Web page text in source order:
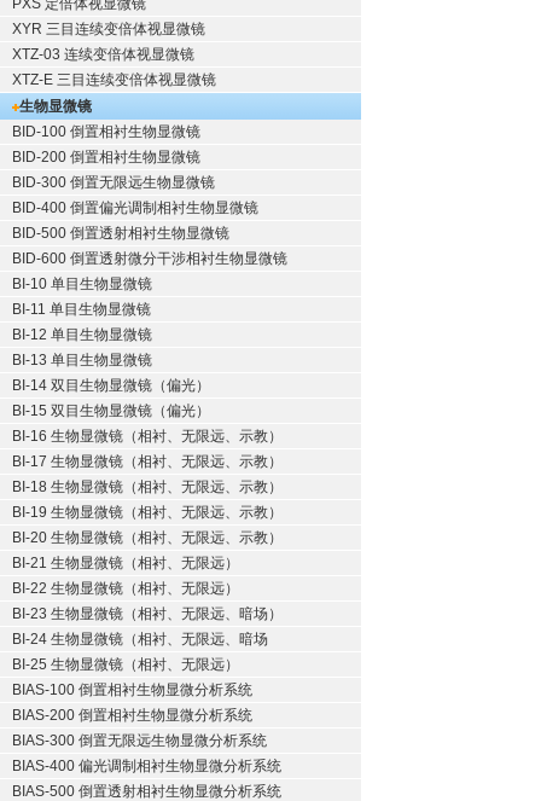
PXS 定倍体视显微镜
XYR 三目连续变倍体视显微镜
XTZ-03 连续变倍体视显微镜
XTZ-E 三目连续变倍体视显微镜
生物显微镜
BID-100 倒置相衬生物显微镜
BID-200 倒置相衬生物显微镜
BID-300 倒置无限远生物显微镜
BID-400 倒置偏光调制相衬生物显微镜
BID-500 倒置透射相衬生物显微镜
BID-600 倒置透射微分干涉相衬生物显微镜
BI-10 单目生物显微镜
BI-11 单目生物显微镜
BI-12 单目生物显微镜
BI-13 单目生物显微镜
BI-14 双目生物显微镜（偏光）
BI-15 双目生物显微镜（偏光）
BI-16 生物显微镜（相衬、无限远、示教）
BI-17 生物显微镜（相衬、无限远、示教）
BI-18 生物显微镜（相衬、无限远、示教）
BI-19 生物显微镜（相衬、无限远、示教）
BI-20 生物显微镜（相衬、无限远、示教）
BI-21 生物显微镜（相衬、无限远）
BI-22 生物显微镜（相衬、无限远）
BI-23 生物显微镜（相衬、无限远、暗场）
BI-24 生物显微镜（相衬、无限远、暗场
BI-25 生物显微镜（相衬、无限远）
BIAS-100 倒置相衬生物显微分析系统
BIAS-200 倒置相衬生物显微分析系统
BIAS-300 倒置无限远生物显微分析系统
BIAS-400 偏光调制相衬生物显微分析系统
BIAS-500 倒置透射相衬生物显微分析系统